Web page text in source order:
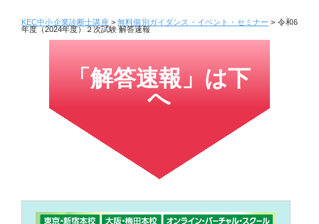
KEC中小企業診断士講座>無料個別ガイダンス・イベント・セミナー > 令和6
年度（2024年度）２次試験 解答速報
「解答速報」は下
へ